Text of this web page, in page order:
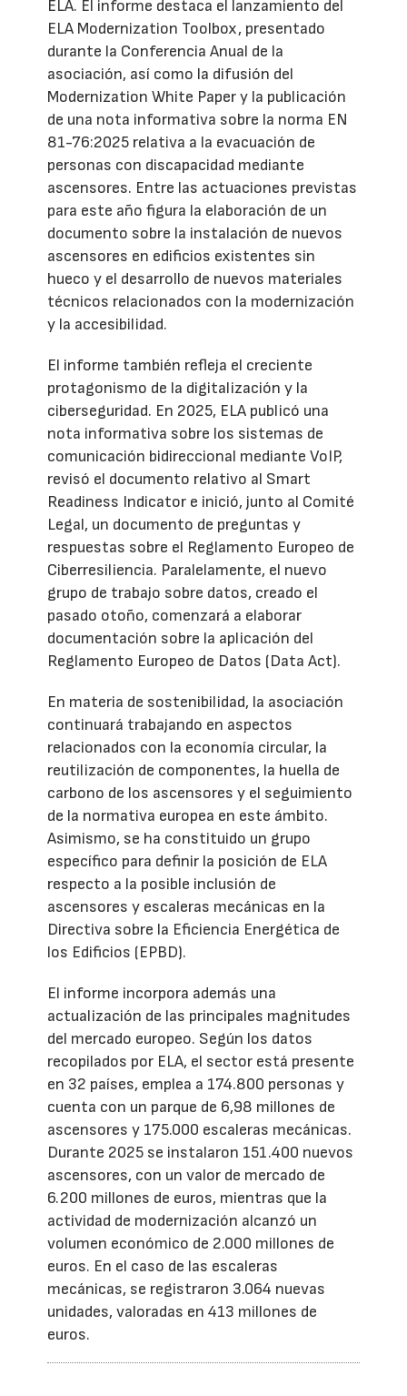
ELA. El informe destaca el lanzamiento del
ELA Modernization Toolbox, presentado
durante la Conferencia Anual de la
asociación, así como la difusión del
Modernization White Paper y la publicación
de una nota informativa sobre la norma EN
81-76:2025 relativa a la evacuación de
personas con discapacidad mediante
ascensores. Entre las actuaciones previstas
para este año figura la elaboración de un
documento sobre la instalación de nuevos
ascensores en edificios existentes sin
hueco y el desarrollo de nuevos materiales
técnicos relacionados con la modernización
y la accesibilidad.
El informe también refleja el creciente
protagonismo de la digitalización y la
ciberseguridad. En 2025, ELA publicó una
nota informativa sobre los sistemas de
comunicación bidireccional mediante VoIP,
revisó el documento relativo al Smart
Readiness Indicator e inició, junto al Comité
Legal, un documento de preguntas y
respuestas sobre el Reglamento Europeo de
Ciberresiliencia. Paralelamente, el nuevo
grupo de trabajo sobre datos, creado el
pasado otoño, comenzará a elaborar
documentación sobre la aplicación del
Reglamento Europeo de Datos (Data Act).
En materia de sostenibilidad, la asociación
continuará trabajando en aspectos
relacionados con la economía circular, la
reutilización de componentes, la huella de
carbono de los ascensores y el seguimiento
de la normativa europea en este ámbito.
Asimismo, se ha constituido un grupo
específico para definir la posición de ELA
respecto a la posible inclusión de
ascensores y escaleras mecánicas en la
Directiva sobre la Eficiencia Energética de
los Edificios (EPBD).
El informe incorpora además una
actualización de las principales magnitudes
del mercado europeo. Según los datos
recopilados por ELA, el sector está presente
en 32 países, emplea a 174.800 personas y
cuenta con un parque de 6,98 millones de
ascensores y 175.000 escaleras mecánicas.
Durante 2025 se instalaron 151.400 nuevos
ascensores, con un valor de mercado de
6.200 millones de euros, mientras que la
actividad de modernización alcanzó un
volumen económico de 2.000 millones de
euros. En el caso de las escaleras
mecánicas, se registraron 3.064 nuevas
unidades, valoradas en 413 millones de
euros.